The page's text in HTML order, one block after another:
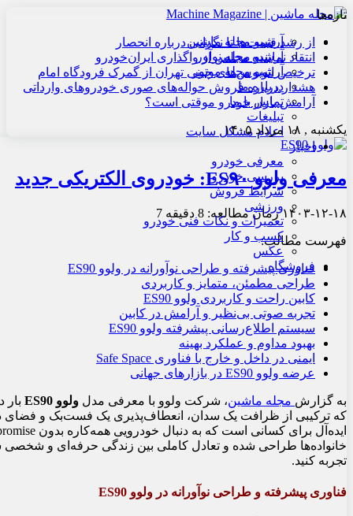
آرشیو مجله ماشین
آرشیو مجله نوآور
آرشیو مجله موتور
درباره ما
تماس با ما
تبلیغات
اعلام مشکل سایت
اخبار
معرفی خودرو
بررسی خودرو
شرایط فروش
ورزشی
تعمیرات و نکات فنی خودرو
کسب و کار
عکس
فروشگاه
تازه‌ها
از رشد قیمت‌ها تا نگرانی درباره انحصار
انتقاد نماینده مجلس از واگذاری ایران‌خودرو
ترخیص اتوبوس‌های چینی تهران از گمرک فرودگاه امام
هشدار درباره فروش حواله‌های صوری خودروهای وارداتی
آرامش بازار خودرو موقتی است؟
یکشنبه , ۱۸ مرداد ۱۴۰۵
معرفی ولوو ES۹۰: خودروی الکتریکی جدید
۱۴۰۳-۱۲-۱۸زمان مطالعه: 8 دقیقه
فهرست مطالب:
فناوری پیشرفته و طراحی نوآورانه در ولوو ES90
طراحی مطمئن، متمایز و کاربردی
کابین راحت و کاربردی ولوو ES90
تجربه صوتی بی‌نظیر و آرامش در کابین
سیستم اطلاع‌رسانی پیشرفته ولوو ES90
بهبود مداوم و عملکرد بهینه
ایمنی در داخل و خارج با فناوری Safe Space
عرضه ولوو ES90 در بازارهای جهانی
به گزارش مجله ماشین، شرکت ولوو با معرفی مدل ولوو ES90
که ترکیبی از ظرافت یک سدان، انعطاف‌پذیری یک فست‌بک و فضای
خانواده‌ها طراحی شده و تعادل کاملی بین زندگی حرفه‌ای و
تجربه کنید.
فناوری پیشرفته و طراحی نوآورانه در ولوو ES90